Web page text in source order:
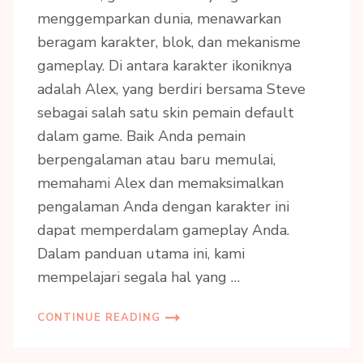
menggemparkan dunia, menawarkan
beragam karakter, blok, dan mekanisme
gameplay. Di antara karakter ikoniknya
adalah Alex, yang berdiri bersama Steve
sebagai salah satu skin pemain default
dalam game. Baik Anda pemain
berpengalaman atau baru memulai,
memahami Alex dan memaksimalkan
pengalaman Anda dengan karakter ini
dapat memperdalam gameplay Anda.
Dalam panduan utama ini, kami
mempelajari segala hal yang …
CONTINUE READING